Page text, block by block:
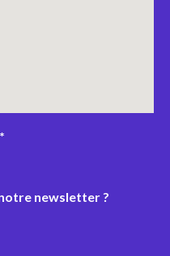
*
newsletter ?